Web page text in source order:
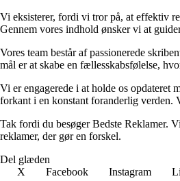
Vi eksisterer, fordi vi tror på, at effektiv
Gennem vores indhold ønsker vi at
Vores team består af passionerede
mål er at skabe en fællesskabsfølelse,
Vi er engagerede i at holde os opdateret
forkant i en konstant foranderlig verden.
Tak fordi du besøger Bedste Reklamer.
reklamer, der gør en forskel.
Del glæden
X
Facebook Instagram